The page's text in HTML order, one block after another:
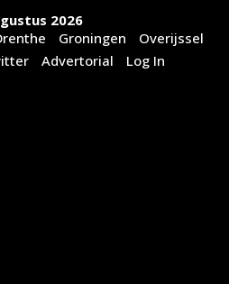
2026
Groningen
Overijssel
Advertorial Log In